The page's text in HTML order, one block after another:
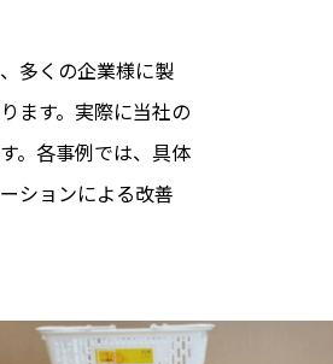
多くの企業様に製
ます。実際に当社の
。各事例では、具体
ションによる改善